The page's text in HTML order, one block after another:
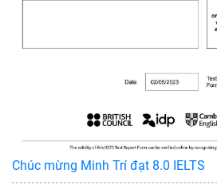
Chúc mừng Minh Trí đạt 8.0 IELTS